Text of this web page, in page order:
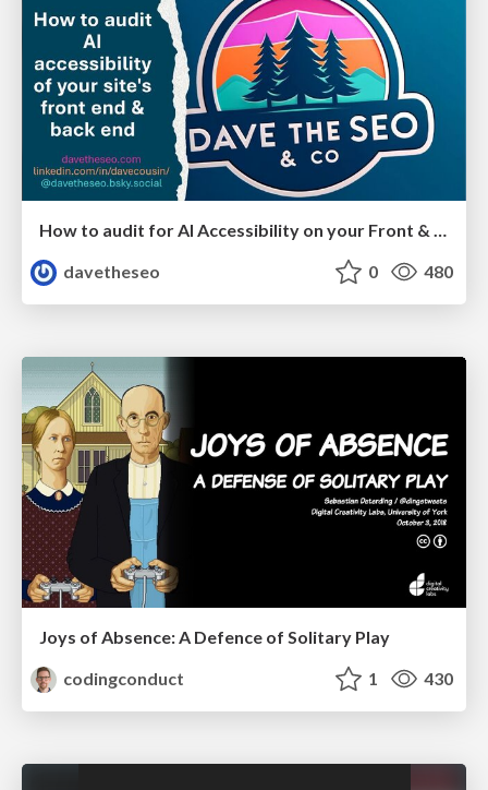
How to audit for AI Accessibility on your Front & Back End
davetheseo
0 480
Joys of Absence: A Defence of Solitary Play
codingconduct
1 430